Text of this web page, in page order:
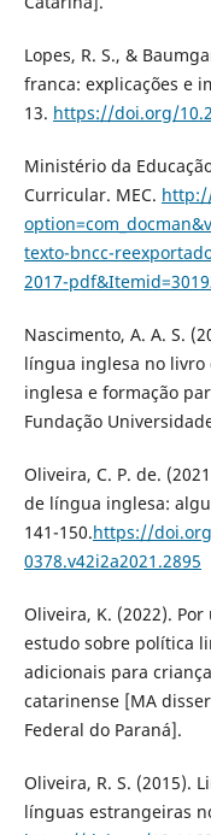
Lopes, R. S., &
franca: explicações e
13. https://doi.org/
Ministério da
Curricular. MEC.
texto-bncc-
2017-
Nascimento, A. A. S.
língua inglesa no
inglesa e formação
Fundação
Oliveira, C. P. de.
de língua inglesa:
141-150.https://
0378.v42i2a2021.2895
Oliveira, K. (2022).
estudo sobre política
adicionais para
catarinense [MA
Federal do Paraná].
Oliveira, R. S. (2015).
línguas estrangeiras